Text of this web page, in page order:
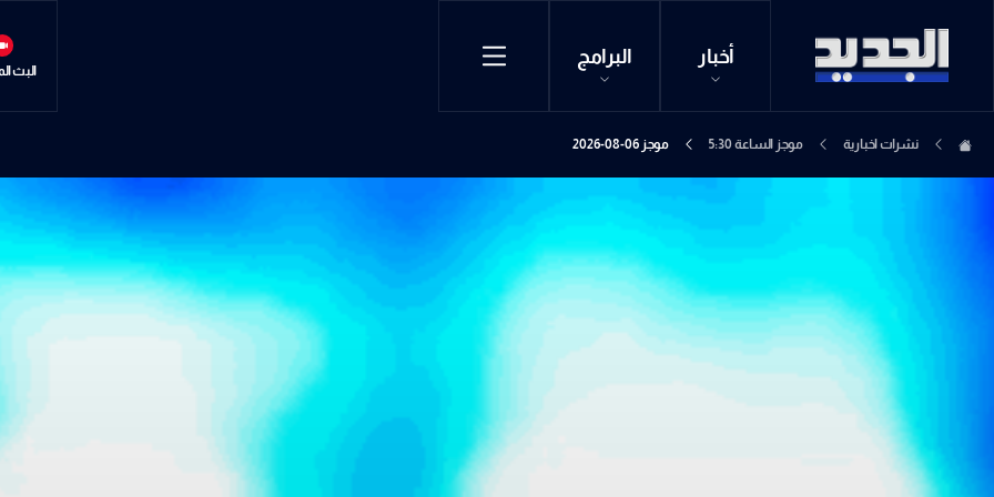
أخبار البرامج
البث
نشرات اخبارية موجز الساعة 5:30 موجز 06-08-2026